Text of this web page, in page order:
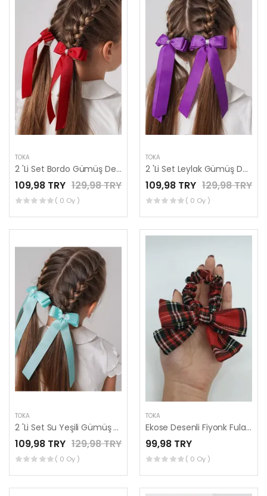
TOKA
2 'Li Set Bordo Gümüş Detaylı Kurdele Lastik Fiyonk Toka
109,98 TRY 129,98 TRY
( 0 Oy )
TOKA
2 'Li Set Leylak Gümüş Detaylı Kurdele Lastik Fiyonk Toka
109,98 TRY 129,98 TRY
( 0 Oy )
TOKA
2 'Li Set Su Yeşili Gümüş Detaylı Kurdele Lastik Fiyonk Toka
109,98 TRY 129,98 TRY
( 0 Oy )
TOKA
Ekose Desenli Fiyonk Fular Lastikli Saç Tokası
99,98 TRY
( 0 Oy )